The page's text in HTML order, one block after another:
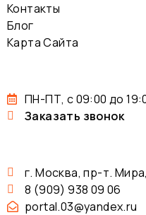
Контакты
Блог
Карта Сайта
ПН-ПТ, с 09:00 до
Заказать звонок
г. Москва, пр-т. Мира,
8 (909) 938 09 06
portal.03@yandex.ru